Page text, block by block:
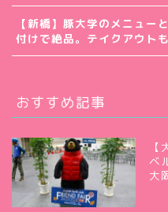
【新橋】豚大学のメニュー
付けで絶品。テイクアウトも
おすすめ記事
ベ
大